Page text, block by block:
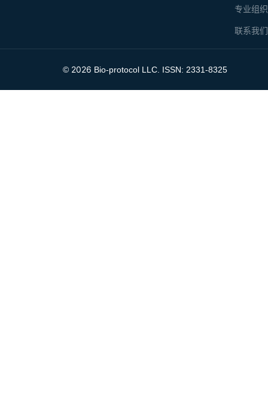
专业组
联系我们
© 2026 Bio-protocol LLC. ISSN: 2331-8325